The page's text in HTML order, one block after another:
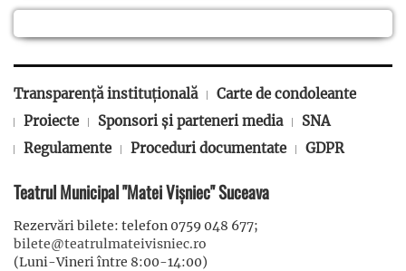
Transparență instituțională
Carte de condoleante
Proiecte
Sponsori și parteneri media
SNA
Regulamente
Proceduri documentate GDPR
Teatrul Municipal "Matei Vișniec" Suceava
Rezervări bilete: telefon 0759 048 677;
bilete@teatrulmateivisniec.ro
(Luni-Vineri între 8:00-14:00)